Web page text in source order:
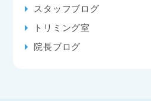
スタッフブログ
トリミング室
院長ブログ